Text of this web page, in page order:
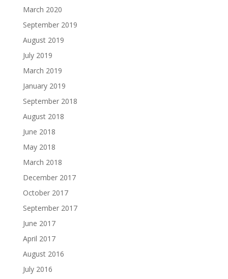
March 2020
September 2019
August 2019
July 2019
March 2019
January 2019
September 2018
August 2018
June 2018
May 2018
March 2018
December 2017
October 2017
September 2017
June 2017
April 2017
August 2016
July 2016